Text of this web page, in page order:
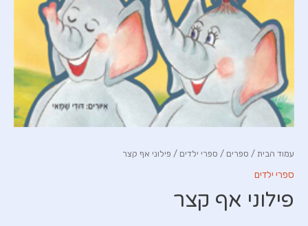
עמוד הבית / ספרים / ספרי ילדים / פילוני אף קצר
ספרי ילדים
פילוני אף קצר